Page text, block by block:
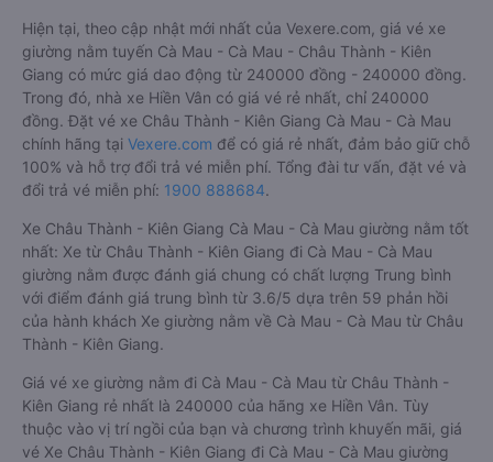
Hiện tại, theo cập nhật mới nhất của Vexere.com, giá vé xe
giường nằm tuyến Cà Mau - Cà Mau - Châu Thành - Kiên
Giang có mức giá dao động từ 240000 đồng - 240000 đồng.
Trong đó, nhà xe Hiền Vân có giá vé rẻ nhất, chỉ 240000
đồng. Đặt vé xe Châu Thành - Kiên Giang Cà Mau - Cà Mau
chính hãng tại Vexere.com để có giá rẻ nhất, đảm bảo giữ chỗ
100% và hỗ trợ đổi trả vé miễn phí. Tổng đài tư vấn, đặt vé và
đổi trả vé miễn phí: 1900 888684.
Xe Châu Thành - Kiên Giang Cà Mau - Cà Mau giường nằm tốt
nhất: Xe từ Châu Thành - Kiên Giang đi Cà Mau - Cà Mau
giường nằm được đánh giá chung có chất lượng Trung bình
với điểm đánh giá trung bình từ 3.6/5 dựa trên 59 phản hồi
của hành khách Xe giường nằm về Cà Mau - Cà Mau từ Châu
Thành - Kiên Giang.
Giá vé xe giường nằm đi Cà Mau - Cà Mau từ Châu Thành -
Kiên Giang rẻ nhất là 240000 của hãng xe Hiền Vân. Tùy
thuộc vào vị trí ngồi của bạn và chương trình khuyến mãi, giá
vé Xe Châu Thành - Kiên Giang đi Cà Mau - Cà Mau giường